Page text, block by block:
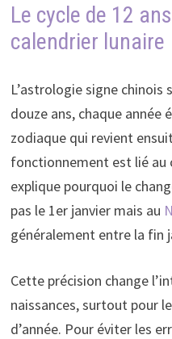
Le cycle de 12
calendrier lunaire
L’astrologie signe chinois
douze ans, chaque année
zodiaque qui revient
fonctionnement est lié au
explique pourquoi le
pas le 1er janvier mais au
généralement entre la fin
Cette précision change
naissances, surtout pour
d’année. Pour éviter les